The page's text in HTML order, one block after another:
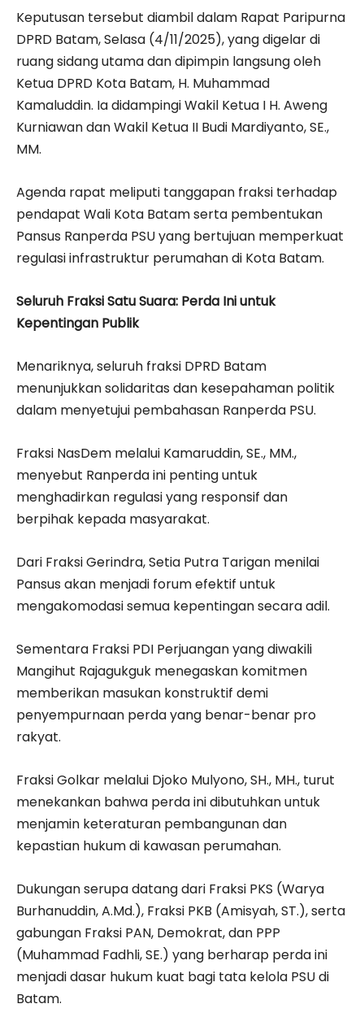
Keputusan tersebut diambil dalam Rapat Paripurna
DPRD Batam, Selasa (4/11/2025), yang digelar di
ruang sidang utama dan dipimpin langsung oleh
Ketua DPRD Kota Batam, H. Muhammad
Kamaluddin. Ia didampingi Wakil Ketua I H. Aweng
Kurniawan dan Wakil Ketua II Budi Mardiyanto, SE.,
MM.
Agenda rapat meliputi tanggapan fraksi terhadap
pendapat Wali Kota Batam serta pembentukan
Pansus Ranperda PSU yang bertujuan memperkuat
regulasi infrastruktur perumahan di Kota Batam.
Seluruh Fraksi Satu Suara: Perda Ini untuk
Kepentingan Publik
Menariknya, seluruh fraksi DPRD Batam
menunjukkan solidaritas dan kesepahaman politik
dalam menyetujui pembahasan Ranperda PSU.
Fraksi NasDem melalui Kamaruddin, SE., MM.,
menyebut Ranperda ini penting untuk
menghadirkan regulasi yang responsif dan
berpihak kepada masyarakat.
Dari Fraksi Gerindra, Setia Putra Tarigan menilai
Pansus akan menjadi forum efektif untuk
mengakomodasi semua kepentingan secara adil.
Sementara Fraksi PDI Perjuangan yang diwakili
Mangihut Rajagukguk menegaskan komitmen
memberikan masukan konstruktif demi
penyempurnaan perda yang benar-benar pro
rakyat.
Fraksi Golkar melalui Djoko Mulyono, SH., MH., turut
menekankan bahwa perda ini dibutuhkan untuk
menjamin keteraturan pembangunan dan
kepastian hukum di kawasan perumahan.
Dukungan serupa datang dari Fraksi PKS (Warya
Burhanuddin, A.Md.), Fraksi PKB (Amisyah, ST.), serta
gabungan Fraksi PAN, Demokrat, dan PPP
(Muhammad Fadhli, SE.) yang berharap perda ini
menjadi dasar hukum kuat bagi tata kelola PSU di
Batam.